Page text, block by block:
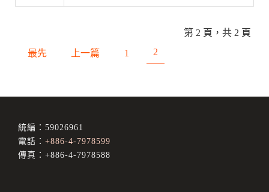
第 2 頁，共 2 頁
最先
上一篇 1 2
統編：59026961
電話： +886-4-7978599
傳真：+886-4-7978588